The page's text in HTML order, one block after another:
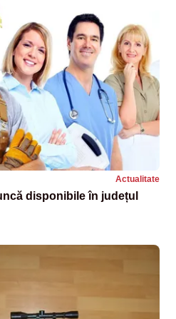
Actualitate
disponibile în județul